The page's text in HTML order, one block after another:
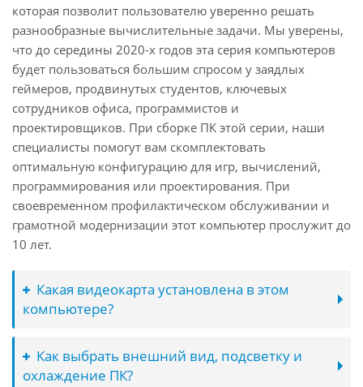
которая позволит пользователю уверенно решать
разнообразные вычислительные задачи. Мы уверены,
что до середины 2020-х годов эта серия компьютеров
будет пользоваться большим спросом у заядлых
геймеров, продвинутых студентов, ключевых
сотрудников офиса, программистов и
проектировщиков. При сборке ПК этой серии, наши
специалисты помогут вам скомплектовать
оптимальную конфигурацию для игр, вычислений,
программирования или проектирования. При
своевременном профилактическом обслуживании и
грамотной модернизации этот компьютер прослужит до
10 лет.
Какая видеокарта установлена в этом
компьютере?
Как выбрать внешний вид, подсветку и
охлаждение ПК?